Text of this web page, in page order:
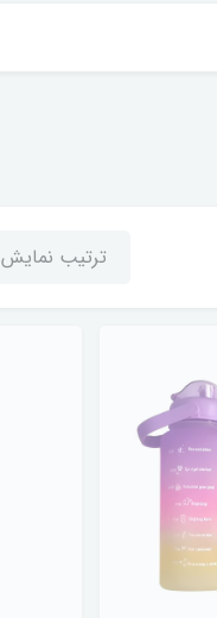
ترتیب نمایش